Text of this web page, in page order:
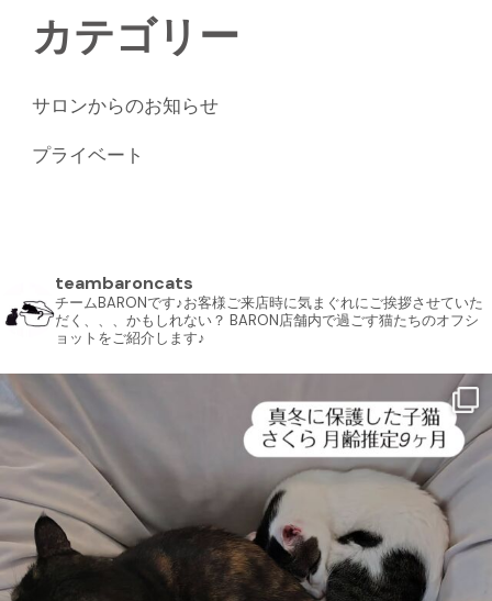
カテゴリー
サロンからのお知らせ
プライベート
teambaroncats
チームBARONです♪お客様ご来店時に気まぐれにご挨拶させていた
だく、、、かもしれない？ BARON店舗内で過ごす猫たちのオフシ
ョットをご紹介します♪